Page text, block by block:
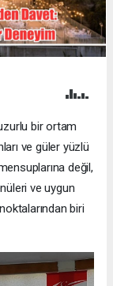
bir ortam
ve güler yüzlü
değil,
ve uygun
biri